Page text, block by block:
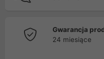
Gwarancja
24 miesiące